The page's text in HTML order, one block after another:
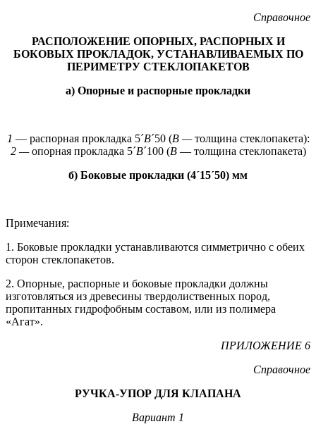
Справочное
РАСПОЛОЖЕНИЕ ОПОРНЫХ, РАСПОРНЫХ И
БОКОВЫХ ПРОКЛАДОК, УСТАНАВЛИВАЕМЫХ ПО
ПЕРИМЕТРУ СТЕКЛОПАКЕТОВ
а) Опорные и распорные прокладки
1 — распорная прокладка 5´В´50 (В —толщина стеклопакета):
2 —опорная прокладка 5´В´100 (В— толщина стеклопакета)
б) Боковые прокладки (4´15´50) мм
Примечания:
1. Боковые прокладки устанавливаются симметрично с обеих
сторон стеклопакетов.
2. Опорные, распорные и боковые прокладки должны
изготовляться из древесины твердолиственных пород,
пропитанных гидрофобным составом, или из полимера
«Агат».
ПРИЛОЖЕНИЕ 6
Справочное
РУЧКА-УПОР ДЛЯ КЛАПАНА
Вариант 1